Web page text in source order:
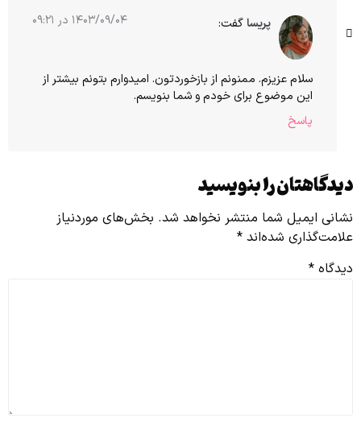
پریساگفت: ۱۴۰۳/۰۹/۰۴ در ۰۹:۲۱
سلام عزیزم. ممنونم از بازخوردتون. امیدوارم بتونم بیشتر از
این موضوع برای خودم و شما بنویسم.
پاسخ
دیدگاهتان را بنویسید
نشانی ایمیل شما منتشر نخواهد شد. بخش‌های موردنیاز
علامت‌گذاری شده‌اند *
دیدگاه *